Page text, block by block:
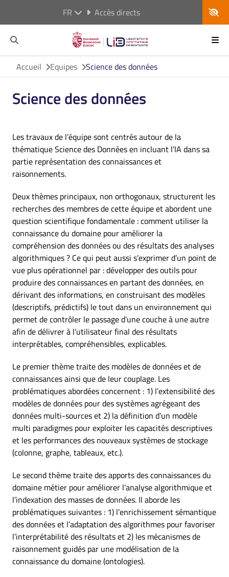
FR Accès directs
Accueil Equipes Science des données
Science des données
Les travaux de l’équipe sont centrés autour de la
thématique Science des Données en incluant l’IA dans sa
partie représentation des connaissances et
raisonnements.
Deux thèmes principaux, non orthogonaux, structurent les
recherches des membres de cette équipe et abordent une
question scientifique fondamentale : comment utiliser la
connaissance du domaine pour améliorer la
compréhension des données ou des résultats des analyses
algorithmiques ? Ce qui peut aussi s’exprimer d’un point de
vue plus opérationnel par : développer des outils pour
produire des connaissances en partant des données, en
dérivant des informations, en construisant des modèles
(descriptifs, prédictifs) le tout dans un environnement qui
permet de contrôler le passage d’une couche à une autre
afin de délivrer à l’utilisateur final des résultats
interprétables, compréhensibles, explicables.
Le premier thème traite des modèles de données et de
connaissances ainsi que de leur couplage. Les
problématiques abordées concernent : 1) l’extensibilité des
modèles de données pour des systèmes agrégeant des
données multi-sources et 2) la définition d’un modèle
multi paradigmes pour exploiter les capacités descriptives
et les performances des nouveaux systèmes de stockage
(colonne, graphe, tableaux, etc.).
Le second thème traite des apports des connaissances du
domaine métier pour améliorer l’analyse algorithmique et
l’indexation des masses de données. Il aborde les
problématiques suivantes : 1) l’enrichissement sémantique
des données et l’adaptation des algorithmes pour favoriser
l’interprétabilité des résultats et 2) les mécanismes de
raisonnement guidés par une modélisation de la
connaissance du domaine (ontologies).